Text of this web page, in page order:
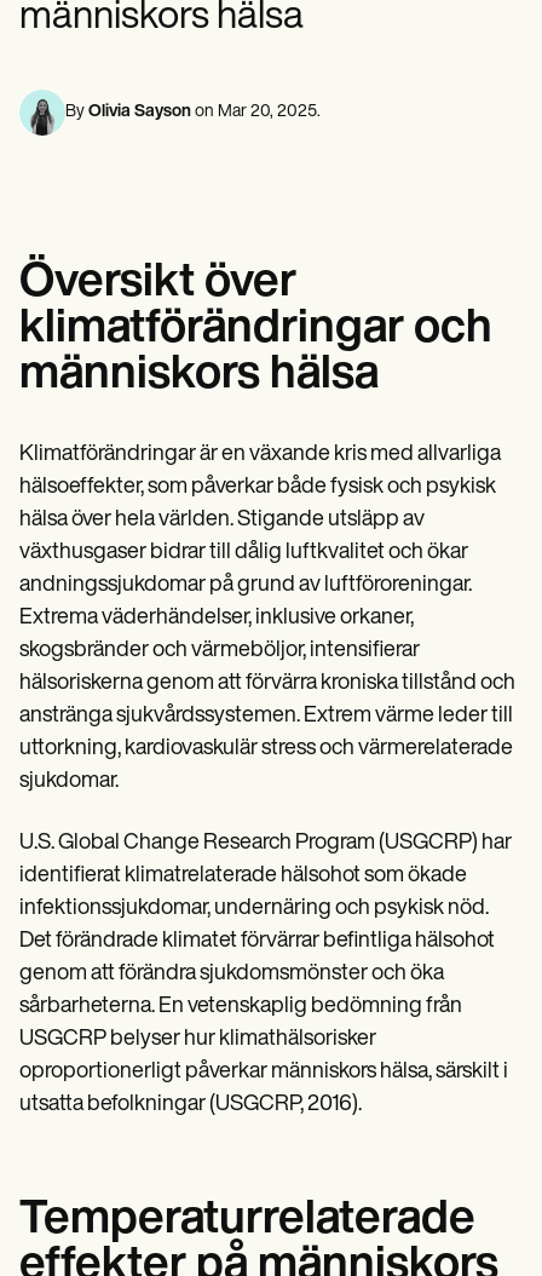
Mental hälsovårdspersonal
Socialarbetare
Psykologer
Sjuksköterskor
Resursguider
Jämförelse
Appguider
Mallar
ICD-koder
Procedure Codes
Mall för behandlingsplan
Informed Consent Form
Social Work Treatment Plans
DAR Note Template
Patient Visit Summary Template
Help Center
Demos
Training Hub
Webinars
Switch to Carepatron
Become a Partner
Pricing
Why Carepatron?
Get started
Insurance claims
Speech therapists
Life coaches
människors hälsa
By Olivia Sayson on Mar 20, 2025.
Översikt över
klimatförändringar och
människors hälsa
Klimatförändringar är en växande kris med allvarliga
hälsoeffekter, som påverkar både fysisk och psykisk
hälsa över hela världen. Stigande utsläpp av
växthusgaser bidrar till dålig luftkvalitet och ökar
andningssjukdomar på grund av luftföroreningar.
Extrema väderhändelser, inklusive orkaner,
skogsbränder och värmeböljor, intensifierar
hälsoriskerna genom att förvärra kroniska tillstånd och
anstränga sjukvårdssystemen. Extrem värme leder till
uttorkning, kardiovaskulär stress och värmerelaterade
sjukdomar.
U.S. Global Change Research Program (USGCRP) har
identifierat klimatrelaterade hälsohot som ökade
infektionssjukdomar, undernäring och psykisk nöd.
Det förändrade klimatet förvärrar befintliga hälsohot
genom att förändra sjukdomsmönster och öka
sårbarheterna. En vetenskaplig bedömning från
USGCRP belyser hur klimathälsorisker
oproportionerligt påverkar människors hälsa, särskilt i
utsatta befolkningar (USGCRP, 2016).
Temperaturrelaterade
effekter på människors